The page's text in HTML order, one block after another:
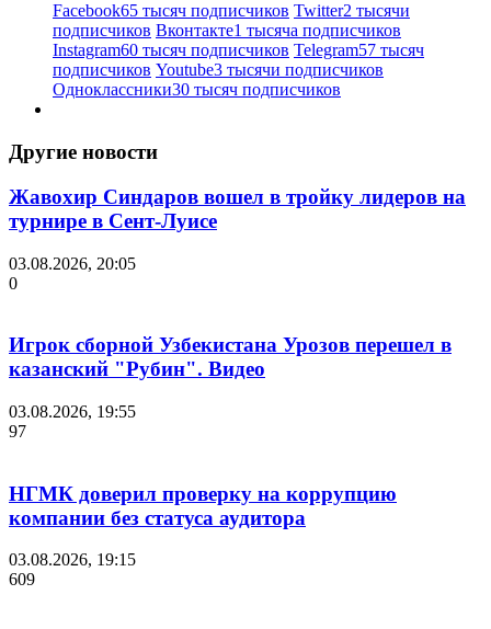
Facebook65 тысяч подписчиков Twitter2 тысячи
подписчиков Вконтакте1 тысяча подписчиков
Instagram60 тысяч подписчиков Telegram57 тысяч
подписчиков Youtube3 тысячи подписчиков
Одноклассники30 тысяч подписчиков
Другие новости
Жавохир Синдаров вошел в тройку лидеров на
турнире в Сент-Луисе
03.08.2026, 20:05
0
Игрок сборной Узбекистана Урозов перешел в
казанский "Рубин". Видео
03.08.2026, 19:55
97
НГМК доверил проверку на коррупцию
компании без статуса аудитора
03.08.2026, 19:15
609